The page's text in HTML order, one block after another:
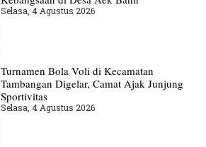
Selasa, 4 Agustus 2026
Turnamen Bola Voli di Kecamatan
Tambangan Digelar, Camat Ajak Junjung
Sportivitas
Selasa, 4 Agustus 2026